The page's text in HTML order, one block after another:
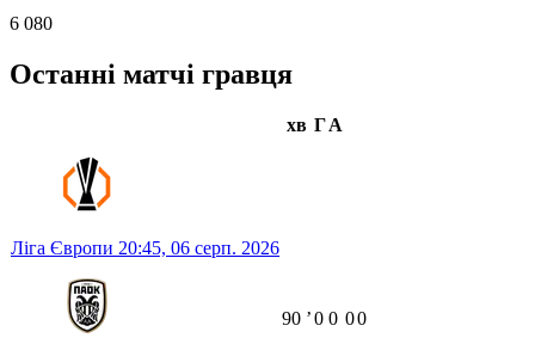
6 080
Останні матчі гравця
хв ГА
Ліга Європи 20:45, 06 серп. 2026
90 ʼ0 0 00